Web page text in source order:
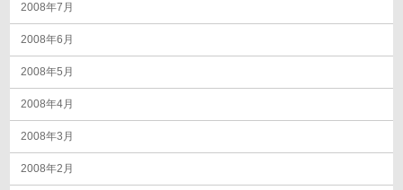
2008年7月
2008年6月
2008年5月
2008年4月
2008年3月
2008年2月